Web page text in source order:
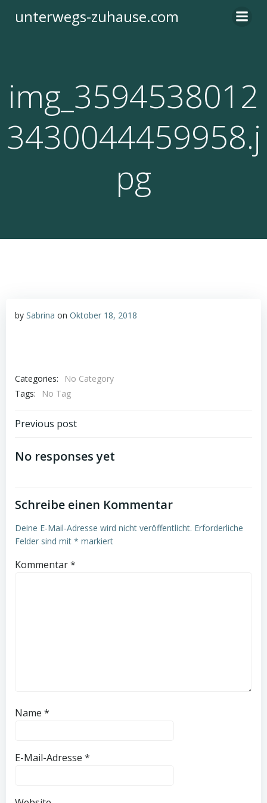
Inhalt
unterwegs-zuhause.com
img_3594538012
3430044459958.j
pg
by Sabrina on Oktober 18, 2018
Categories:
No Category
Tags:
No Tag
Post
navigation
Previous post
No responses yet
Schreibe einen Kommentar
Deine E-Mail-Adresse wird nicht veröffentlicht. Erforderliche
Felder sind mit * markiert
Kommentar*
Name *
E-Mail-Adresse *